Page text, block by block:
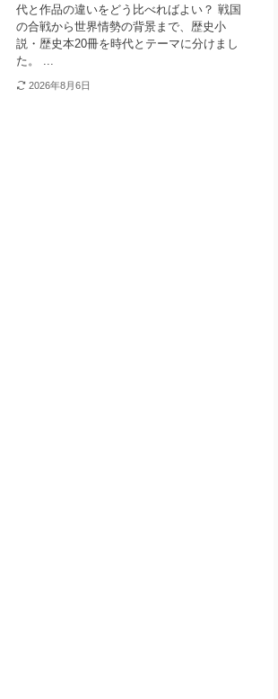
代と作品の違いをどう比べればよい？ 戦国
の合戦から世界情勢の背景まで、歴史小
説・歴史本20冊を時代とテーマに分けまし
た。 ...
2026年8月6日